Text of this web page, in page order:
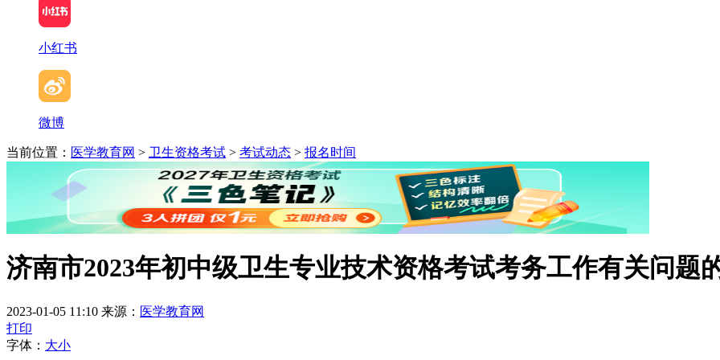
小红书
微博
当前位置： 医学教育网 > 卫生资格考试 > 考试动态 > 报名时间
济南市2023年初中级卫生专业技术资格考试考务工作有关问题
2023-01-05 11:10 来源： 医学教育网
打印
字体： 大小